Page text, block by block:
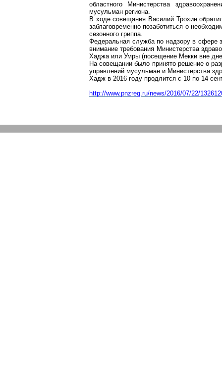
областного Министерства
мусульман региона.
В ходе совещания Василий Трохин
заблаговременно позаботиться о
сезонного гриппа.
Федеральная служба по надзору в сфере
внимание требования Министерства
Хаджа или Умры (посещение Мекки вне
На совещании было принято решение о
управлений мусульман и Министерства
Хадж в 2016 году продлится с 10 по 14
http://www.pnzreg.ru/news/2016/07/22/